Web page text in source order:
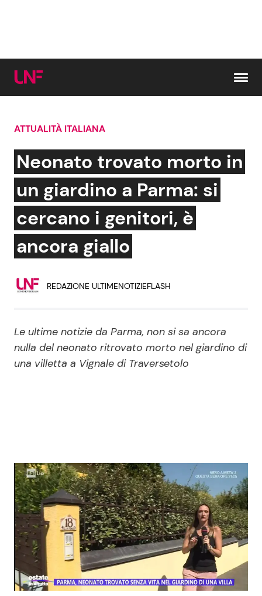
Cerca:
News e Cronaca
Attualità Italiana
Politica
Gossip e TV
Bellezze VIP
Reality e Talent
News Musica
News Spettacolo
Benessere
Casa
Cucina e Ricette
Consigli di Cucina
ATTUALITÀ ITALIANA
Neonato trovato morto in
un giardino a Parma: si
cercano i genitori, è
ancora giallo
REDAZIONE ULTIMENOTIZIEFLASH
Le ultime notizie da Parma, non si sa ancora
nulla del neonato ritrovato morto nel giardino di
una villetta a Vignale di Traversetolo